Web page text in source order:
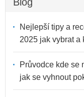
Nejlepší tipy a
2025 jak vybrat a
Průvodce kde se
jak se vyhnout